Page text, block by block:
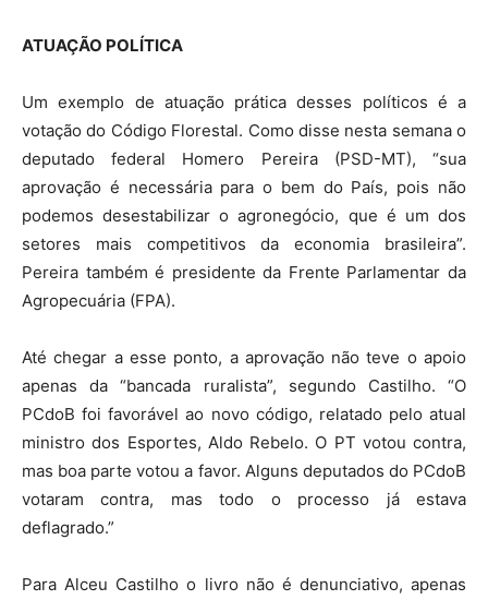
ATUAÇÃO POLÍTICA
Um exemplo de atuação prática desses políticos é a
votação do Código Florestal. Como disse nesta semana o
deputado federal Homero Pereira (PSD-MT), “sua
aprovação é necessária para o bem do País, pois não
podemos desestabilizar o agronegócio, que é um dos
setores mais competitivos da economia brasileira”.
Pereira também é presidente da Frente Parlamentar da
Agropecuária (FPA).
Até chegar a esse ponto, a aprovação não teve o apoio
apenas da “bancada ruralista”, segundo Castilho. “O
PCdoB foi favorável ao novo código, relatado pelo atual
ministro dos Esportes, Aldo Rebelo. O PT votou contra,
mas boa parte votou a favor. Alguns deputados do PCdoB
votaram contra, mas todo o processo já estava
deflagrado.”
Para Alceu Castilho o livro não é denunciativo, apenas